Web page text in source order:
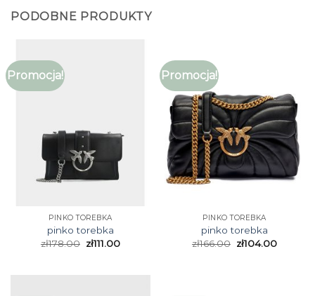
PODOBNE PRODUKTY
Promocja!
PINKO TOREBKA
pinko torebka
zł178.00 zł111.00
Promocja!
PINKO TOREBKA
pinko torebka
zł166.00 zł104.00